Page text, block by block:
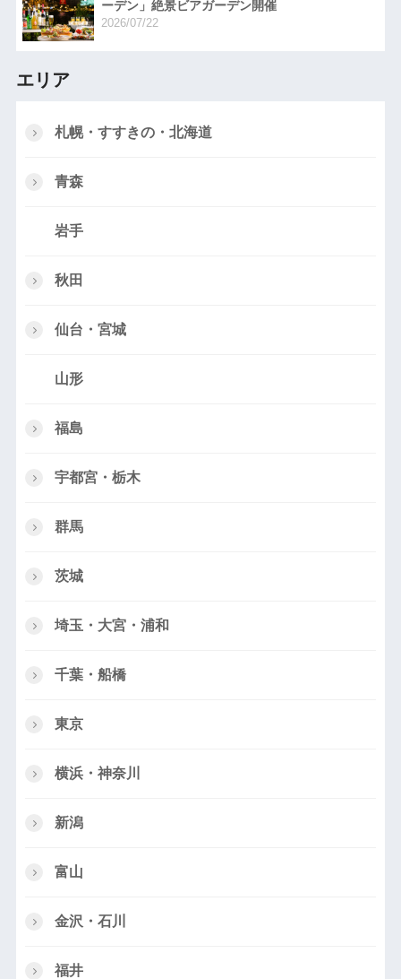
ーデン」絶景ビアガーデン開催
2026/07/22
エリア
札幌・すすきの・北海道
青森
岩手
秋田
仙台・宮城
山形
福島
宇都宮・栃木
群馬
茨城
埼玉・大宮・浦和
千葉・船橋
東京
横浜・神奈川
新潟
富山
金沢・石川
福井